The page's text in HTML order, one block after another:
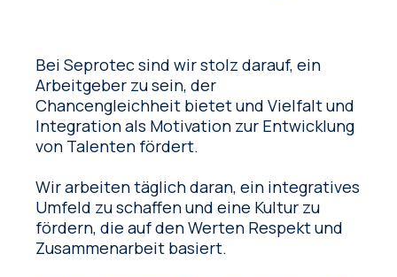
Bei Seprotec sind wir stolz darauf, ein
Arbeitgeber zu sein, der
Chancengleichheit bietet und Vielfalt und
Integration als Motivation zur Entwicklung
von Talenten fördert.
Wir arbeiten täglich daran, ein integratives
Umfeld zu schaffen und eine Kultur zu
fördern, die auf den Werten Respekt und
Zusammenarbeit basiert.